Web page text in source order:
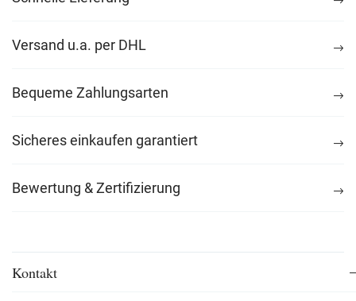
Versand u.a. per DHL
Bequeme Zahlungsarten
Sicheres einkaufen garantiert
Bewertung & Zertifizierung
Kontakt